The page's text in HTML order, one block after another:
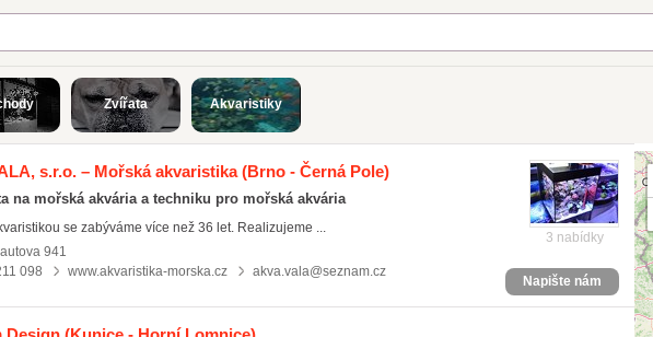
Zvířata Akvaristiky
s.r.o. – Mořská akvaristika(Brno - Černá Pole)
na mořská akvária a techniku pro mořská akvária
se zabýváme více než 36 let. Realizujeme ...
941
098
www.akvaristika-morska.cz akva.vala@seznam.cz
3 nabídky
Napište nám